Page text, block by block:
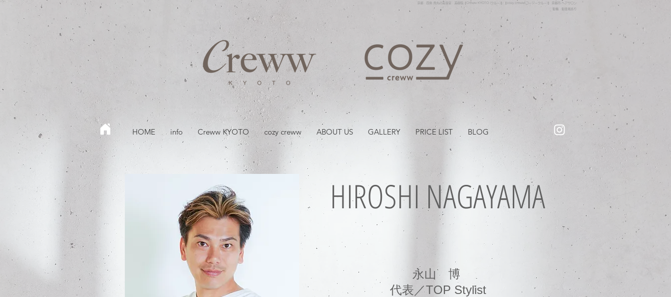
京都・四条 烏丸の美容室・美容院【Creww KYOTO (クルー)】【cozy creww(コージークルー)】 京都市 ヘアサロン​
​駐輪・駐車場あり
HOME info Creww KYOTO cozy creww ABOUT US GALLERY PRICE LIST BLOG
HIROSHI NAGAYAMA
永山 博
​代表／TOP Stylist